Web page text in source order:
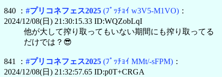
840 ： #プリコネフェス2025 (ﾌﾟｯﾁｮｲ w3V5-M1VO) ：
2024/12/08(日) 21:30:15.33 ID:WQZobLqI
他が大して搾り取ってもいない期間にも搾り取ってる
だけでは？😎
841 ： #プリコネフェス2025 (ﾌﾟｯﾁｮｲ MMt/-sFPM) ：
2024/12/08(日) 21:32:57.65 ID:p0T+CRGA